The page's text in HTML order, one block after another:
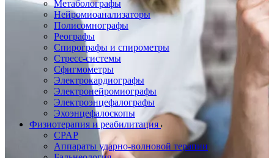
Метаболографы
Нейромиоанализаторы
Полисомнографы
Реографы
Спирографы и спирометры
Стресс-системы
Сфигмометры
Электрокардиографы
Электронейромиографы
Электроэнцефалографы
Эхоэнцефалоскопы
Физиотерапия и реабилитация
CPAP
Аппараты ударно-волновой терапии